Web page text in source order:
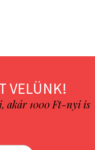
VELÜNK!
akár 1000 Ft-nyi is